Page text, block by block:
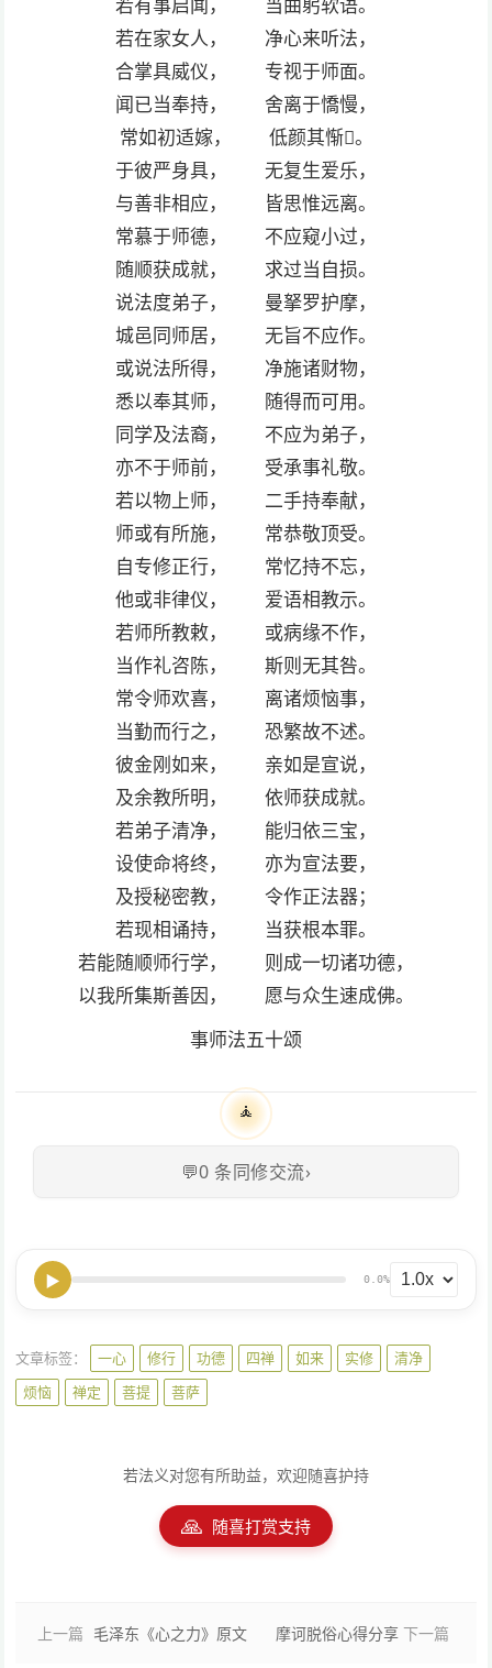
若有事启闻， 当曲躬软语。
若在家女人， 净心来听法，
合掌具威仪， 专视于师面。
闻已当奉持， 舍离于憍慢，
常如初适嫁， 低颜其惭𧹞。
于彼严身具， 无复生爱乐，
与善非相应， 皆思惟远离。
常慕于师德， 不应窥小过，
随顺获成就， 求过当自损。
说法度弟子， 曼拏罗护摩，
城邑同师居， 无旨不应作。
或说法所得， 净施诸财物，
悉以奉其师， 随得而可用。
同学及法裔， 不应为弟子，
亦不于师前， 受承事礼敬。
若以物上师， 二手持奉献，
师或有所施， 常恭敬顶受。
自专修正行， 常忆持不忘，
他或非律仪， 爱语相教示。
若师所教敕， 或病缘不作，
当作礼咨陈， 斯则无其咎。
常令师欢喜， 离诸烦恼事，
当勤而行之， 恐繁故不述。
彼金刚如来， 亲如是宣说，
及余教所明， 依师获成就。
若弟子清净， 能归依三宝，
设使命将终， 亦为宣法要，
及授秘密教， 令作正法器；
若现相诵持， 当获根本罪。
若能随顺师行学， 则成一切诸功德，
以我所集斯善因， 愿与众生速成佛。
事师法五十颂
🧘
💬0 条同修交流›
▶ 0.0%
文章标签： 一心 修行 功德 四禅 如来 实修
清净
烦恼
禅定 菩提 菩萨
若法义对您有所助益，欢迎随喜护持
🙏 随喜打赏支持
上一篇 毛泽东《心之力》原文 摩诃脱俗心得分享 下一篇